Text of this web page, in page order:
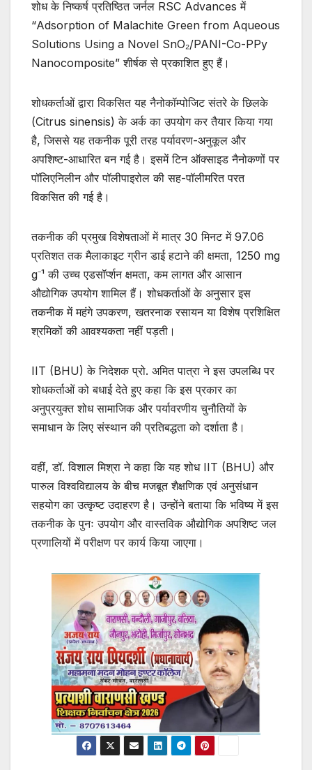
शोध के निष्कर्ष प्रतिष्ठित जर्नल RSC Advances में
“Adsorption of Malachite Green from Aqueous
Solutions Using a Novel SnO₂/PANI-Co-PPy
Nanocomposite” शीर्षक से प्रकाशित हुए हैं।
शोधकर्ताओं द्वारा विकसित यह नैनोकॉम्पोजिट संतरे के छिलके
(Citrus sinensis) के अर्क का उपयोग कर तैयार किया गया
है, जिससे यह तकनीक पूरी तरह पर्यावरण-अनुकूल और
अपशिष्ट-आधारित बन गई है। इसमें टिन ऑक्साइड नैनोकणों पर
पॉलिएनिलीन और पॉलीपाइरोल की सह-पॉलीमरित परत
विकसित की गई है।
तकनीक की प्रमुख विशेषताओं में मात्र 30 मिनट में 97.06
प्रतिशत तक मैलाकाइट ग्रीन डाई हटाने की क्षमता, 1250 mg
g⁻¹ की उच्च एडसॉर्प्शन क्षमता, कम लागत और आसान
औद्योगिक उपयोग शामिल हैं। शोधकर्ताओं के अनुसार इस
तकनीक में महंगे उपकरण, खतरनाक रसायन या विशेष प्रशिक्षित
श्रमिकों की आवश्यकता नहीं पड़ती।
IIT (BHU) के निदेशक प्रो. अमित पात्रा ने इस उपलब्धि पर
शोधकर्ताओं को बधाई देते हुए कहा कि इस प्रकार का
अनुप्रयुक्त शोध सामाजिक और पर्यावरणीय चुनौतियों के
समाधान के लिए संस्थान की प्रतिबद्धता को दर्शाता है।
वहीं, डॉ. विशाल मिश्रा ने कहा कि यह शोध IIT (BHU) और
पारुल विश्वविद्यालय के बीच मजबूत शैक्षणिक एवं अनुसंधान
सहयोग का उत्कृष्ट उदाहरण है। उन्होंने बताया कि भविष्य में इस
तकनीक के पुनः उपयोग और वास्तविक औद्योगिक अपशिष्ट जल
प्रणालियों में परीक्षण पर कार्य किया जाएगा।